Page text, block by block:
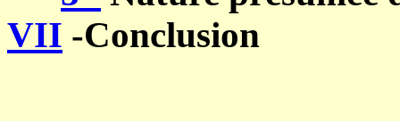
VII -Conclusion